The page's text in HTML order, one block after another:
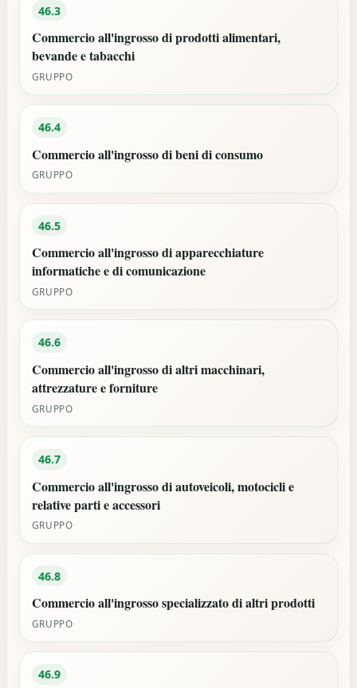
46.3
Commercio all'ingrosso di prodotti alimentari,
bevande e tabacchi
GRUPPO
46.4
Commercio all'ingrosso di beni di consumo
GRUPPO
46.5
Commercio all'ingrosso di apparecchiature
informatiche e di comunicazione
GRUPPO
46.6
Commercio all'ingrosso di altri macchinari,
attrezzature e forniture
GRUPPO
46.7
Commercio all'ingrosso di autoveicoli, motocicli e
relative parti e accessori
GRUPPO
46.8
Commercio all'ingrosso specializzato di altri prodotti
GRUPPO
46.9